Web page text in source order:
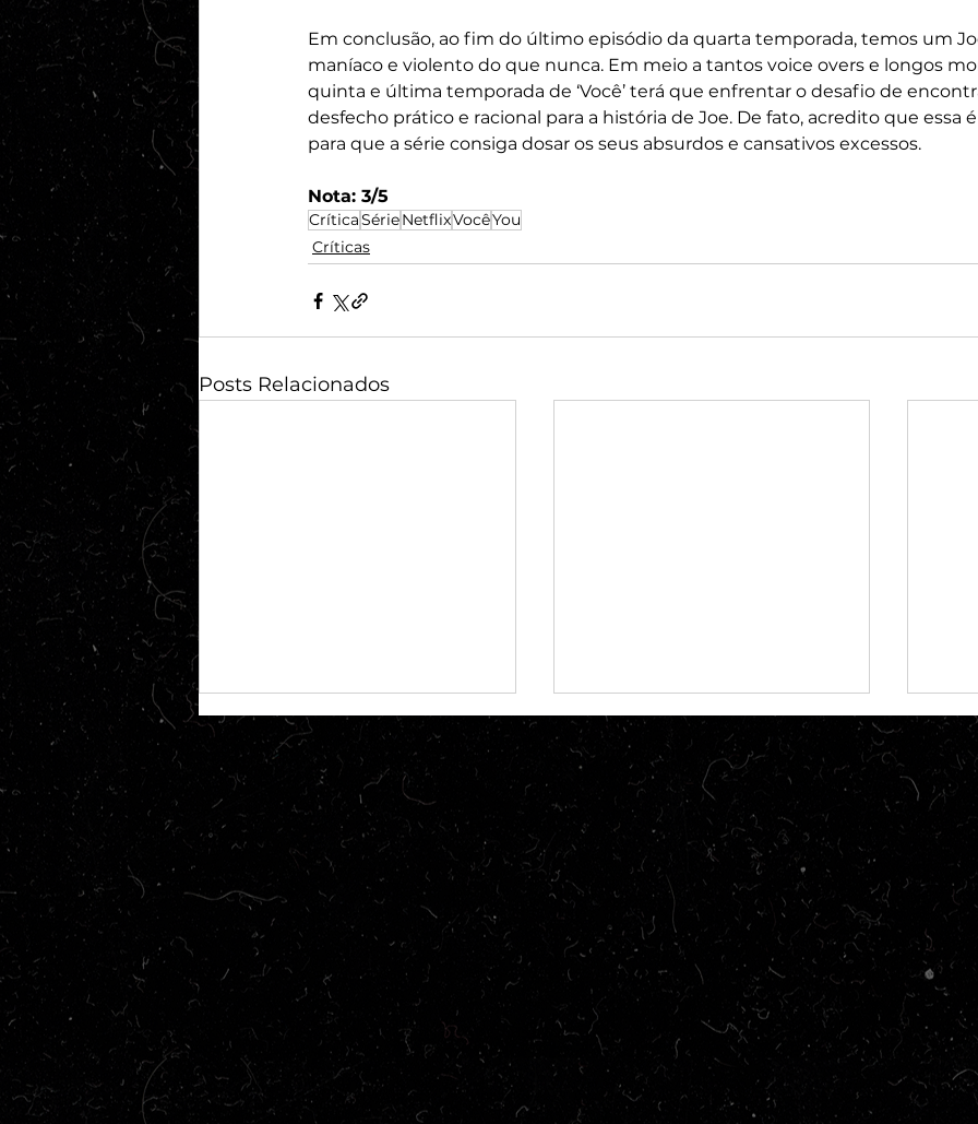
Em conclusão, ao fim do último episódio da quarta temporada, temos um
maníaco e violento do que nunca. Em meio a tantos voice overs e longos
quinta e última temporada de ‘Você’ terá que enfrentar o desafio de
desfecho prático e racional para a história de Joe. De fato, acredito que essa
para que a série consiga dosar os seus absurdos e cansativos excessos.
Nota: 3/5
CríticaSérieNetflixVocêYou
Críticas
Posts Relacionados
Crítica | Tetris
Crítica | O Urso Do Pó Branco